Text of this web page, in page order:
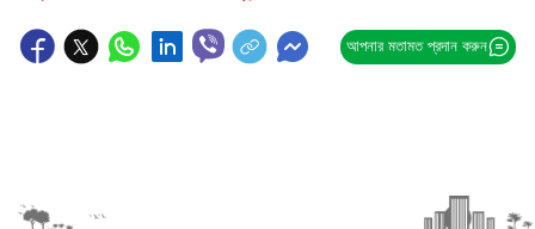
আপনার মতামত প্রদান করুন